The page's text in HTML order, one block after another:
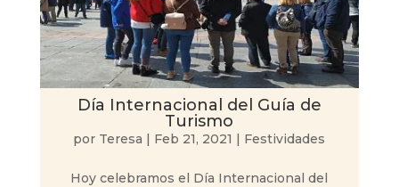
Día Internacional del Guía de
Turismo
por Teresa | Feb 21, 2021 | Festividades
Hoy celebramos el Día Internacional del